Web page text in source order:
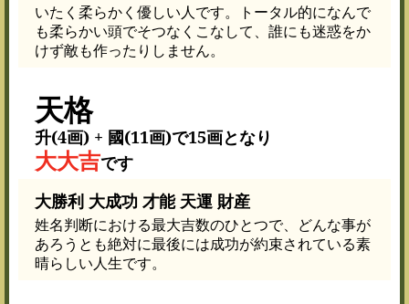
いたく柔らかく優しい人です。トータル的になんで
も柔らかい頭でそつなくこなして、誰にも迷惑をか
けず敵も作ったりしません。
天格
升(4画) + 國(11画)で15画となり
大大吉です
大勝利 大成功 才能 天運 財産
姓名判断における最大吉数のひとつで、どんな事が
あろうとも絶対に最後には成功が約束されている素
晴らしい人生です。